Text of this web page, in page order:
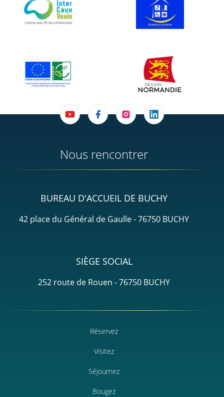
Nous rencontrer
BUREAU D'ACCUEIL DE BUCHY
42 place du Général de Gaulle - 76750 BUCHY
SIÈGE SOCIAL
252 route de Rouen - 76750 BUCHY
Réservez
Visitez
Séjournez
Bougez